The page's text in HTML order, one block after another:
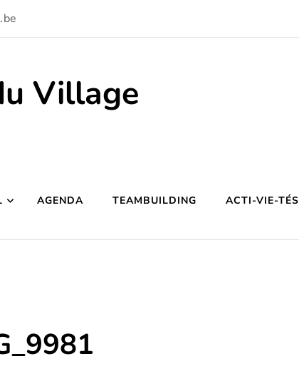
Village
AGENDA TEAMBUILDING ACTI-VIE-TÉS